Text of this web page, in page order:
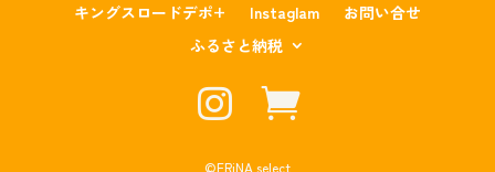
キングスロードデポ+
Instaglam
お問い合せ
ふるさと納税
 
©︎ERiNA select